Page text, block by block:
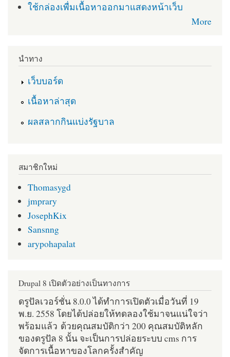
ใช้กล่องเพื่มเนื้อหาออกมาแสดงหน้าเว็บ
More
นำทาง
เว็บบอร์ด
เนื้อหาล่าสุด
ผลสลากกินแบ่งรัฐบาล
สมาชิกใหม่
Thomasygd
jmprary
JosephKix
Sansnng
arypohapalat
Drupal 8 เปิดตัวอย่างเป็นทางการ
ดรูปัลเวอร์ชั่น 8.0.0 ได้ทำการเปิดตัวเมื่อวันที่ 19
พ.ย. 2558 โดยได้ปล่อยให้ทดลองใช้มาจนแน่ใจว่า
พร้อมแล้ว ด้วยคุณสมบัติกว่า 200 คุณสมบัติหลัก
ของดรูปัล 8 นั้น จะเป็นการปล่อยระบบ cms การ
จัดการเนื้อหาของโลกครั้งสำคัญ